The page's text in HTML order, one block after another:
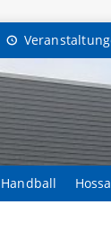
Handball Hossa